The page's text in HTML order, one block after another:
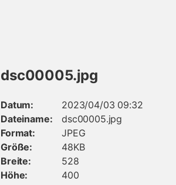
dsc00005.jpg
Datum:
2023/04/03 09:32
Dateiname:
dsc00005.jpg
Format:
JPEG
Größe:
48KB
Breite:
528
Höhe:
400